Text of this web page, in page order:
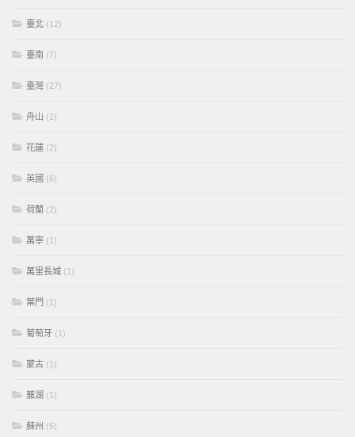
臺北 (12)
臺南 (7)
臺灣 (27)
舟山 (1)
花蓮 (2)
英國 (6)
荷蘭 (2)
萬寧 (1)
萬里長城 (1)
葉門 (1)
葡萄牙 (1)
蒙古 (1)
蕪湖 (1)
蘇州 (5)